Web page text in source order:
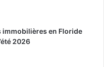
immobilières en Floride
2026